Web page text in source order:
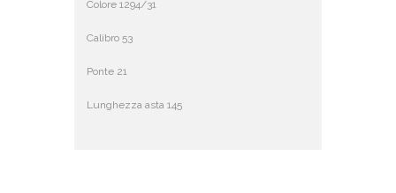
Colore 1294/31
Calibro 53
Ponte 21
Lunghezza asta 145